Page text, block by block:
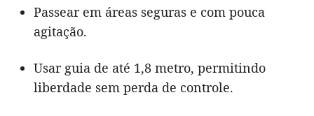
Passear em áreas seguras e com pouca
agitação.
Usar guia de até 1,8 metro, permitindo
liberdade sem perda de controle.